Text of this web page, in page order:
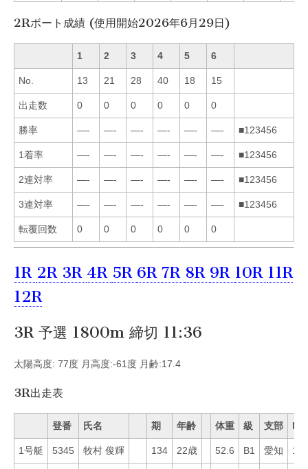
2Rボート成績 (使用開始2026年6月29日)
1 2 3 4 5 6
No. 13 21 28 40 18 15
出走数 0 0 0 0 0 0
勝率 —- —- —- —- —- —- ■123456
1着率 —- —- —- —- —- —- ■123456
2連対率 —- —- —- —- —- —- ■123456
3連対率 —- —- —- —- —- —- ■123456
転覆回数 0 0 0 0 0 0
1R 2R 3R 4R 5R 6R 7R 8R 9R 10R 11R
12R
3R 予選 1800m 締切 11:36
太陽高度: 77度 月高度:-61度 月齢:17.4
3R出走表
登番 氏名 期 年齢 体重 級 支部 Mo
1号艇 5345 牧村 俊輝 134 22歳 52.6 B1 愛知 19